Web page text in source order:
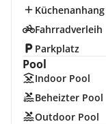
Küchenanhang
Fahrradverleih
Parkplatz
Pool
Indoor Pool
Beheizter Pool
Outdoor Pool